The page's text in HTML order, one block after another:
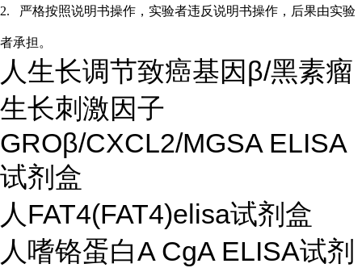
2. 严格按照说明书操作，实验者违反说明书操作，后果由实验
者承担。
人生长调节致癌基因β/黑素瘤
生长刺激因子
GROβ/CXCL2/MGSA ELISA
试剂盒
人FAT4(FAT4)elisa试剂盒
人嗜铬蛋白A CgA ELISA试剂